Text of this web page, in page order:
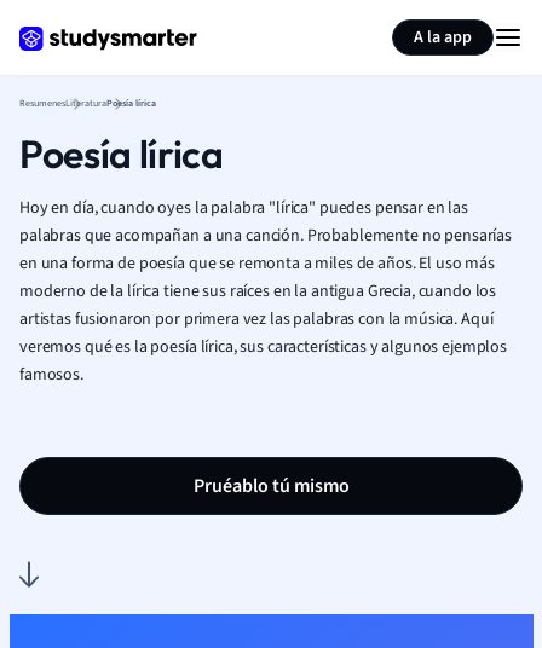
A la app
ResumenesLiteraturaPoesía lírica
Poesía lírica
Hoy en día, cuando oyes la palabra "lírica" puedes pensar en las
palabras que acompañan a una canción. Probablemente no pensarías
en una forma de poesía que se remonta a miles de años. El uso más
moderno de la lírica tiene sus raíces en la antigua Grecia, cuando los
artistas fusionaron por primera vez las palabras con la música. Aquí
veremos qué es la poesía lírica, sus características y algunos ejemplos
famosos.
Pruéablo tú mismo
Resumir página